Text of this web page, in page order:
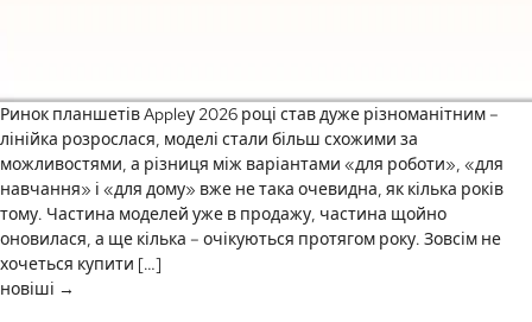
Ринок планшетів Appleу 2026 році став дуже різноманітним –
лінійка розрослася, моделі стали більш схожими за
можливостями, а різниця між варіантами «для роботи», «для
навчання» і «для дому» вже не така очевидна, як кілька років
тому. Частина моделей уже в продажу, частина щойно
оновилася, а ще кілька – очікуються протягом року. Зовсім не
хочеться купити […]
Навігація
новіші →